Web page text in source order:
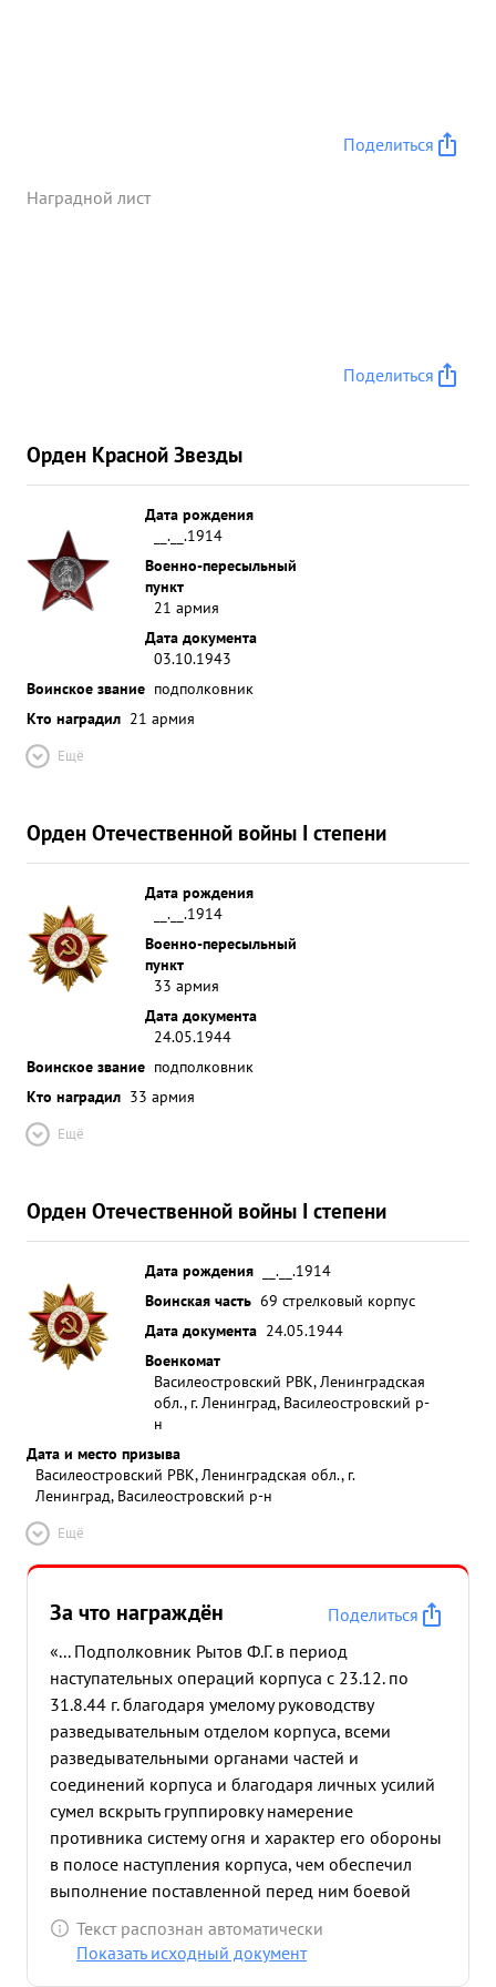
Поделиться
Наградной лист
Поделиться
Орден Красной Звезды
Дата рождения
__.__.1914
Военно-пересыльный
пункт
21 армия
Дата документа
03.10.1943
Воинское звание подполковник
Кто наградил 21 армия
Ещё
Орден Отечественной войны I степени
Дата рождения
__.__.1914
Военно-пересыльный
пункт
33 армия
Дата документа
24.05.1944
Воинское звание подполковник
Кто наградил 33 армия
Ещё
Орден Отечественной войны I степени
Дата рождения
__.__.1914
Воинская часть 69 стрелковый корпус
Дата документа 24.05.1944
Военкомат
Василеостровский РВК, Ленинградская
обл., г. Ленинград, Василеостровский р-
н
Дата и место призыва
Василеостровский РВК, Ленинградская обл., г.
Ленинград, Василеостровский р-н
Ещё
За что награждён
Поделиться
«... Подполковник Рытов Ф.Г. в период
наступательных операций корпуса с 23.12. по
31.8.44 г. благодаря умелому руководству
разведывательным отделом корпуса, всеми
разведывательными органами частей и
соединений корпуса и благодаря личных усилий
сумел вскрыть группировку намерение
противника систему огня и характер его обороны
в полосе наступления корпуса, чем обеспечил
выполнение поставленной перед ним боевой
задачи. Находясь в корпусе со времени его
формирования т. Рытов во время всех
Текст распознан автоматически
Показать исходный документ